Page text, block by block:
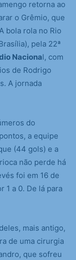
retorna ao
o Grêmio, que
bola rola no Rio
pela 22ª
Nacional, com
de Rodrigo
A jornada
do
a equipe
(44 gols) e a
não perde há
foi em 16 de
1 a 0. De lá para
mais antigo,
de uma cirurgia
que sofreu